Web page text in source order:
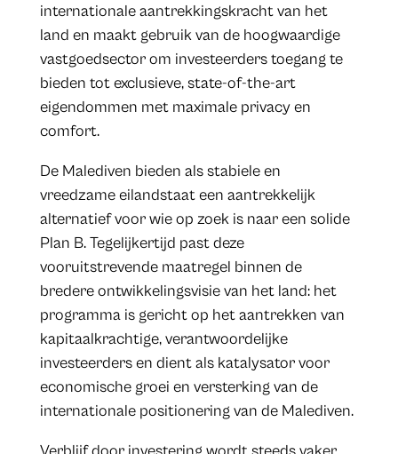
internationale aantrekkingskracht van het
land en maakt gebruik van de hoogwaardige
vastgoedsector om investeerders toegang te
bieden tot exclusieve, state-of-the-art
eigendommen met maximale privacy en
comfort.
De Malediven bieden als stabiele en
vreedzame eilandstaat een aantrekkelijk
alternatief voor wie op zoek is naar een solide
Plan B. Tegelijkertijd past deze
vooruitstrevende maatregel binnen de
bredere ontwikkelingsvisie van het land: het
programma is gericht op het aantrekken van
kapitaalkrachtige, verantwoordelijke
investeerders en dient als katalysator voor
economische groei en versterking van de
internationale positionering van de Malediven.